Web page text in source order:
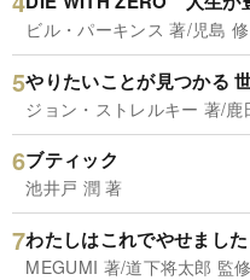
ビル・パーキンス 著/児島
やりたいことが見つかる
ジョン・ストレルキー 著/鹿
ブティック
池井戸 潤 著
わたしはこれでやせました
MEGUMI 著/道下将太郎 監修